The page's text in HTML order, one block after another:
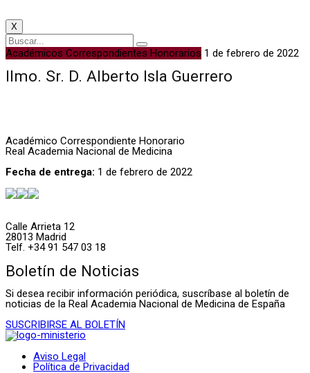
X
Académicos Correspondientes Honorarios 1 de febrero de 2022
Ilmo. Sr. D. Alberto Isla Guerrero
Académico Correspondiente Honorario
Real Academia Nacional de Medicina
Fecha de entrega: 1 de febrero de 2022
Calle Arrieta 12
28013 Madrid
Telf. +34 91 547 03 18
Boletín de Noticias
Si desea recibir información periódica, suscríbase al boletín de
noticias de la Real Academia Nacional de Medicina de España
SUSCRIBIRSE AL BOLETÍN
Aviso Legal
Política de Privacidad